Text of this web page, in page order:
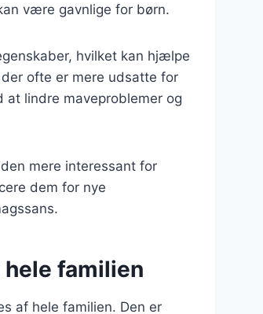
være gavnlige for børn.
hvilket kan hjælpe
ofte er mere udsatte for
lindre maveproblemer og
mere interessant for
dem for nye
familien
af hele familien. Den er